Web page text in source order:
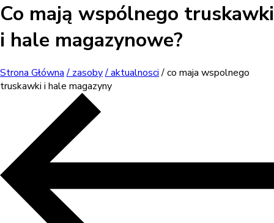
Co mają wspólnego truskawki
i hale magazynowe?
Strona Główna/ zasoby/ aktualnosci/ co maja wspolnego
truskawki i hale magazyny